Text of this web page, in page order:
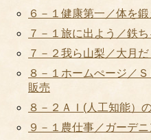
６－１健康第一／体を鍛
７－１旅に出よう／鉄ち
７－２我ら山梨／大月だ
８－１ホームぺージ／
販売
８－２ＡＩ(人工知能）
９－１農仕事／ガーデ